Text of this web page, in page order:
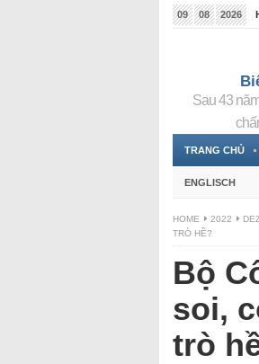
09 08 2026
Sau 43
TRANG CHỦ
ENGLISCH
HOME 2022
TRÒ HỀ?
Bộ
soi,
trò